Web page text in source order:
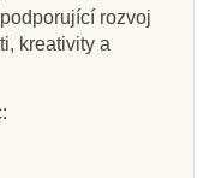
rozvoj
kreativity a